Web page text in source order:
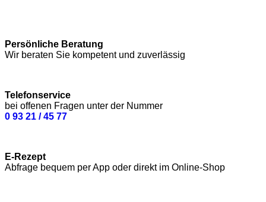
Persönliche Beratung
Wir beraten Sie kompetent und zuverlässig
Telefonservice
bei offenen Fragen unter der Nummer
0 93 21 / 45 77
E-Rezept
Abfrage bequem per App oder direkt im Online-Shop